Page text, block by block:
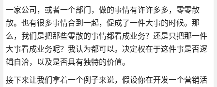
一家公司，或者一个部门，做的事情有许许多多，零零散
散。也有很多事情合到一起，促成了一件大事的时候。那
么，我们是把那些零散的事情都看成业务？还是只把那一件
大事看成业务呢？我认为都可以。决定权在于这件事是否逻
辑自洽，以及是否具有独特的价值。
接下来让我们拿着一个例子来说，假设你在开发一个营销活